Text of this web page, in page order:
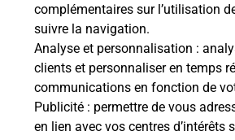
complémentaires sur l’utilisation
suivre la navigation.
Analyse et personnalisation :
clients et personnaliser en temps
communications en fonction de
Publicité : permettre de vous
en lien avec vos centres d’intérêts
Prochaine collecte du courrier
20 Rue De Chinon
37120 Courcoue
Itinéraire